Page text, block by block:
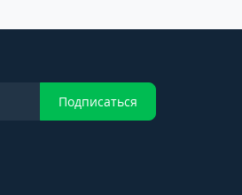
Подписаться